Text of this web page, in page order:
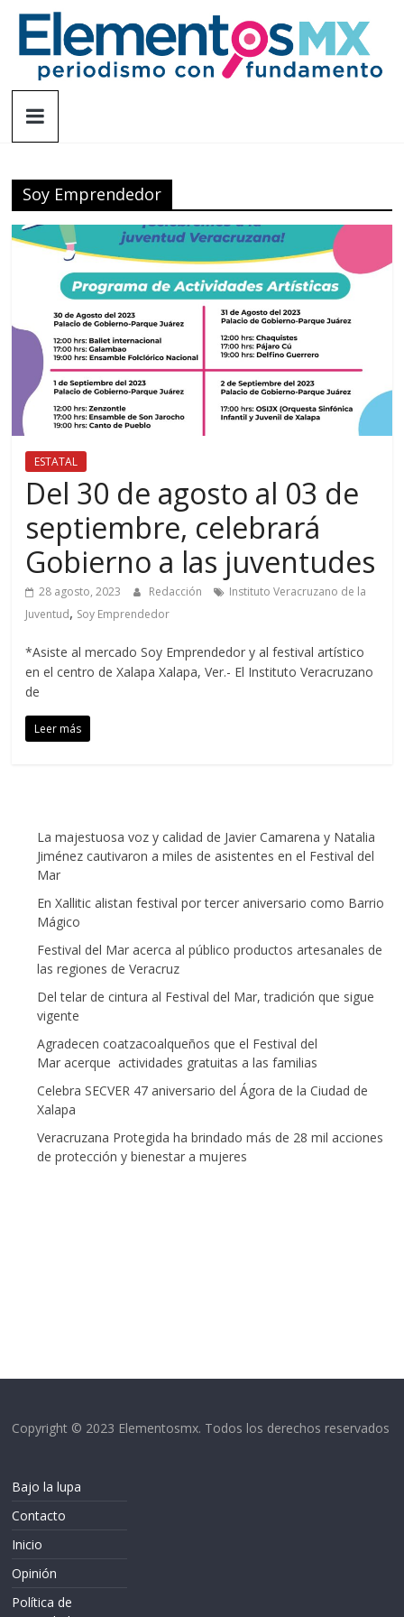
Saltar
contenido
Elementosmx
fundamento
Soy Emprendedor
ESTATAL
Del 30 de agosto al 03 de
septiembre, celebrará
Gobierno a las juventudes
28 agosto, 2023 Redacción
Instituto Veracruzano de la
Juventud, Soy Emprendedor
*Asiste al mercado Soy Emprendedor y al festival artístico
en el centro de Xalapa Xalapa, Ver.- El Instituto Veracruzano
de
Leer más
La majestuosa voz y calidad de Javier Camarena y Natalia
Jiménez cautivaron a miles de asistentes en el Festival del
Mar
En Xallitic alistan festival por tercer aniversario como Barrio
Mágico
Festival del Mar acerca al público productos artesanales de
las regiones de Veracruz
Del telar de cintura al Festival del Mar, tradición que sigue
vigente
Agradecen coatzacoalqueños que el Festival del
Mar acerque actividades gratuitas a las familias
Celebra SECVER 47 aniversario del Ágora de la Ciudad de
Xalapa
Veracruzana Protegida ha brindado más de 28 mil acciones
de protección y bienestar a mujeres
Copyright © 2023 Elementosmx. Todos los derechos reservados
Bajo la lupa
Contacto
Inicio
Opinión
Política de